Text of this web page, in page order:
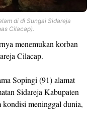
di di Sungai Sidareja
Cilacap).
menemukan korban
Cilacap.
Sopingi (91) alamat
Sidareja Kabupaten
kondisi meninggal dunia,